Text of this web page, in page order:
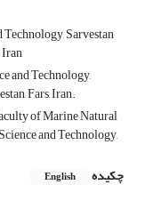
Sarvestan
and Technology,
Fars, Iran.
of Marine Natural
and Technology,
چکیده
English